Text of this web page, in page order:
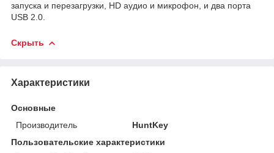
запуска и перезагрузки, HD аудио и микрофон, и два порта
USB 2.0.
Скрыть
Характеристики
Основные
Производитель
HuntKey
Пользовательские характеристики